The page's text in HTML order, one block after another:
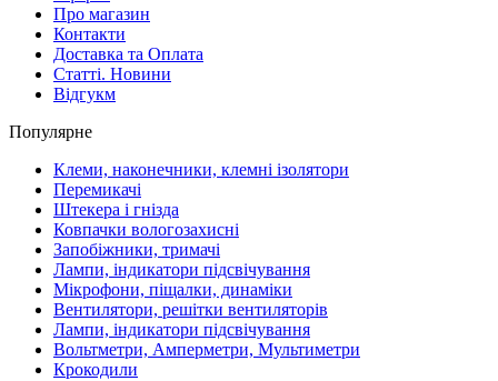
Про магазин
Контакти
Доставка та Оплата
Статті. Новини
Відгукм
Популярне
Клеми, наконечники, клемні ізолятори
Перемикачі
Штекера і гнізда
Ковпачки вологозахисні
Запобіжники, тримачі
Лампи, індикатори підсвічування
Мікрофони, піщалки, динаміки
Вентилятори, решітки вентиляторів
Лампи, індикатори підсвічування
Вольтметри, Амперметри, Мультиметри
Крокодили